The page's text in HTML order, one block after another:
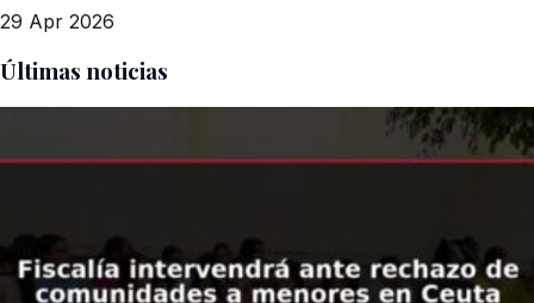
29 Apr 2026
Últimas noticias